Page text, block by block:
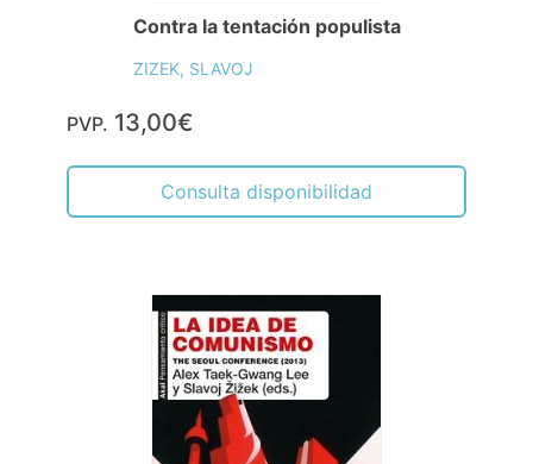
Contra la tentación populista
ZIZEK, SLAVOJ
PVP. 13,00€
Consulta disponibilidad